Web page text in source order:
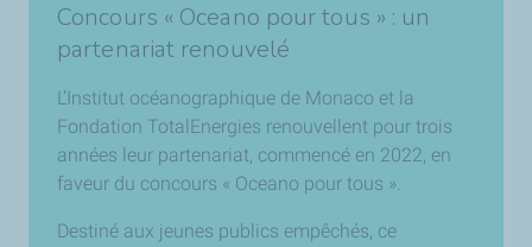
Concours « Oceano pour tous » : un
partenariat renouvelé
L’Institut océanographique de Monaco et la
Fondation TotalEnergies renouvellent pour trois
années leur partenariat, commencé en 2022, en
faveur du concours « Oceano pour tous ».
Destiné aux jeunes publics empêchés, ce